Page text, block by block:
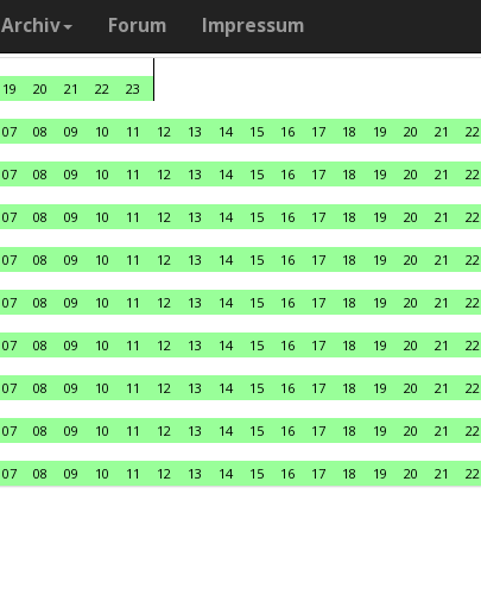
Archiv Forum Impressum
19 20 21 22
23
07 08 09 10 11 12 13 14 15 16 17 18 19 20 21 22
07 08 09 10 11 12 13 14 15 16 17 18 19 20 21 22
07 08 09 10 11 12 13 14 15 16 17 18 19 20 21 22
07 08 09 10 11 12 13 14 15 16 17 18 19 20 21 22
07 08 09 10 11 12 13 14 15 16 17 18 19 20 21 22
07 08 09 10 11 12 13 14 15 16 17 18 19 20 21 22
07 08 09 10 11 12 13 14 15 16 17 18 19 20 21 22
07 08 09 10 11 12 13 14 15 16 17 18 19 20 21 22
07 08 09 10 11 12 13 14 15 16 17 18 19 20 21 22